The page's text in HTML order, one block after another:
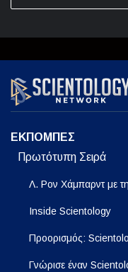
ΕΚΠΟΜΠΕΣ
Πρωτότυπη Σειρά
Λ. Ρον Χάμπαρντ με
Inside Scientology
Προορισμός:
Γνώρισε έναν